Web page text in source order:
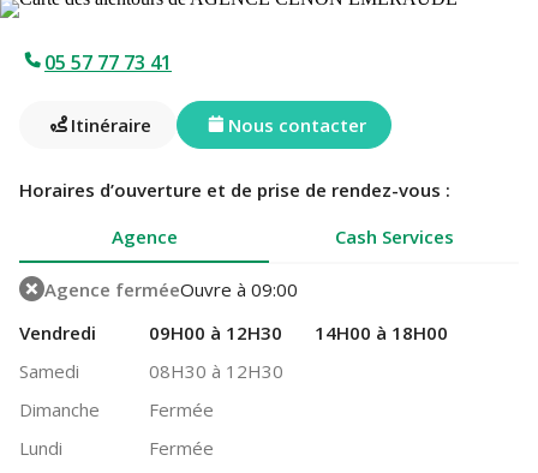
05 57 77 73 41
Itinéraire Nous contacter
Horaires d’ouverture et de prise de rendez-vous :
Agence
Cash Services
Agence ferméeOuvre à 09:00
Vendredi
09H00 à 12H30
14H00 à 18H00
Samedi
08H30 à 12H30
Dimanche
Fermée
Lundi
Fermée